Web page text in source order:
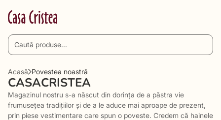
Acasă Povestea noastră
CASACRISTEA
Magazinul nostru s-a născut din dorința de a păstra vie
frumusețea tradițiilor și de a le aduce mai aproape de prezent,
prin piese vestimentare care spun o poveste. Credem că hainele